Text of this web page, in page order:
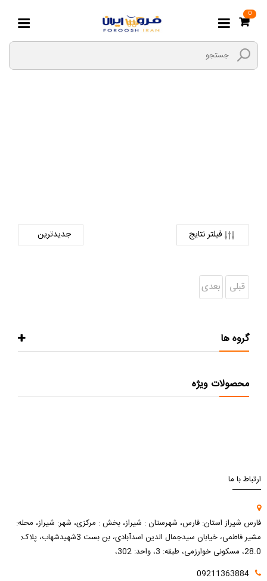
0
فیلتر نتایج
قبلی بعدی
گروه ها
محصولات ویژه
ارتباط با ما
فارس شیراز استان: فارس، شهرستان : شیراز، بخش : مرکزی، شهر: شیراز، محله:
مشیر فاطمی، خیابان سیدجمال الدین اسدآبادی، بن بست 3شهیدشهاب، پلاک:
28.0، مسکونی خوارزمی، طبقه: 3، واحد: 302،
09211363884